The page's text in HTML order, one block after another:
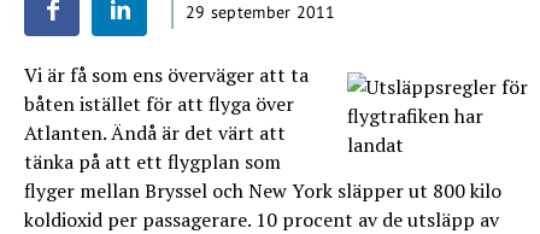
29 september 2011
Vi är få som ens överväger att ta
båten istället för att flyga över
Atlanten. Ändå är det värt att
tänka på att ett flygplan som
flyger mellan Bryssel och New York släpper ut 800 kilo
koldioxid per passagerare. 10 procent av de utsläpp av